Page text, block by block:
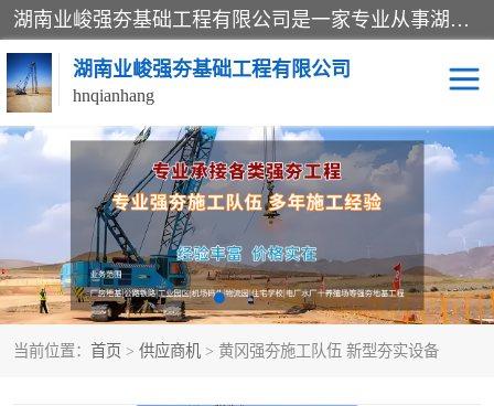
湖南业峻强夯基础工程有限公司是一家专业从事湖南强夯基础工程、强夯机租赁，地基处理的施工单位。业务覆盖：湖南、广东，江西等地。可承接1000KN.m-25000KN.m强夯（置换）工程。公司创始人是国内较早期从事强夯施工的建设者，经过多年的一步一个脚印的发展，在行业内具有较高的度和良好的口碑。
湖南业峻强夯基础工程有限公司
hnqianhang
当前位置： 首页 > 供应商机 > 黄冈强夯施工队伍 新型夯实设备
强夯施工案例 强夯机租赁
强夯施工工程 强夯施工队伍
强夯队伍